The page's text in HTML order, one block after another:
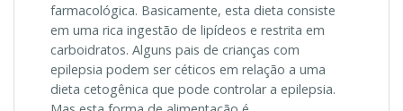
farmacológica. Basicamente, esta dieta consiste
em uma rica ingestão de lipídeos e restrita em
carboidratos. Alguns pais de crianças com
epilepsia podem ser céticos em relação a uma
dieta cetogênica que pode controlar a epilepsia.